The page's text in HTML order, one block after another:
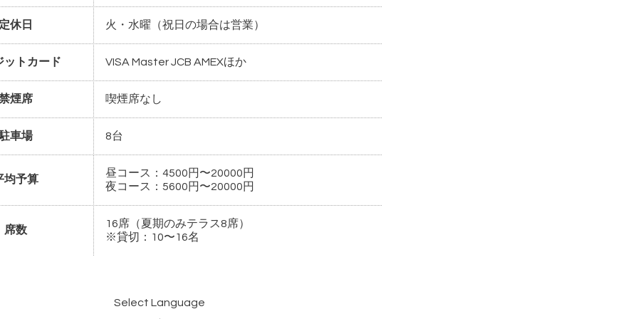
休日 火・水曜（祝日の場合は営業）
ットカード VISA Master JCB AMEXほか
煙席 喫煙席なし
車場 8台
均予算
昼コース：4500円〜20000円
夜コース：5600円〜20000円
席数
16席（夏期のみテラス8席）
※貸切：10〜16名
Select Language